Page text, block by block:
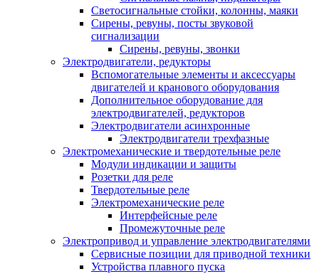
Светосигнальные стойки, колонны, маяки
Сирены, ревуны, посты звуковой
сигнализации
Сирены, ревуны, звонки
Электродвигатели, редукторы
Вспомогательные элементы и аксессуары
двигателей и кранового оборудования
Дополнительное оборудование для
электродвигателей, редукторов
Электродвигатели асинхронные
Электродвигатели трехфазные
Электромеханические и твердотельные реле
Модули индикации и защиты
Розетки для реле
Твердотельные реле
Электромеханические реле
Интерфейсные реле
Промежуточные реле
Электропривод и управление электродвигателями
Сервисные позиции для приводной техники
Устройства плавного пуска